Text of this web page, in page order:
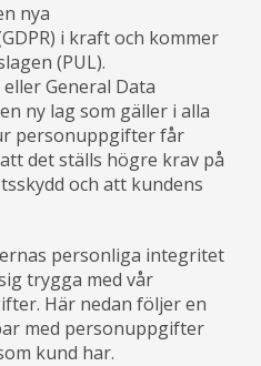
& svar
oss
nya
i kraft och kommer
(PUL).
General Data
ny lag som gäller i alla
personuppgifter får
det ställs högre krav på
och att kundens
personliga integritet
trygga med vår
Här nedan följer en
med personuppgifter
kund har.